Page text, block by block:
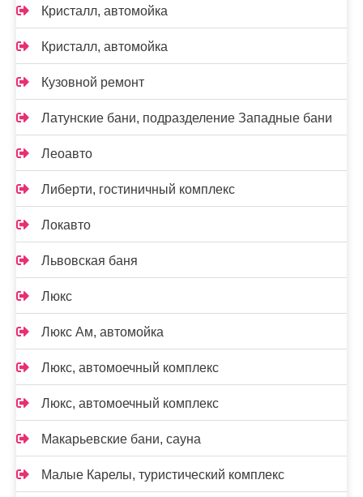
Кристалл, автомойка
Кристалл, автомойка
Кузовной ремонт
Латунские бани, подразделение Западные бани
Леоавто
Либерти, гостиничный комплекс
Локавто
Львовская баня
Люкс
Люкс Ам, автомойка
Люкс, автомоечный комплекс
Люкс, автомоечный комплекс
Макарьевские бани, сауна
Малые Карелы, туристический комплекс